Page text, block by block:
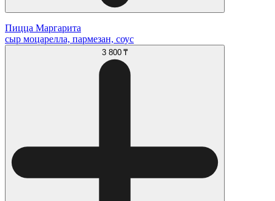
Пицца Маргарита
сыр моцарелла, пармезан, соус
3 800 ₸